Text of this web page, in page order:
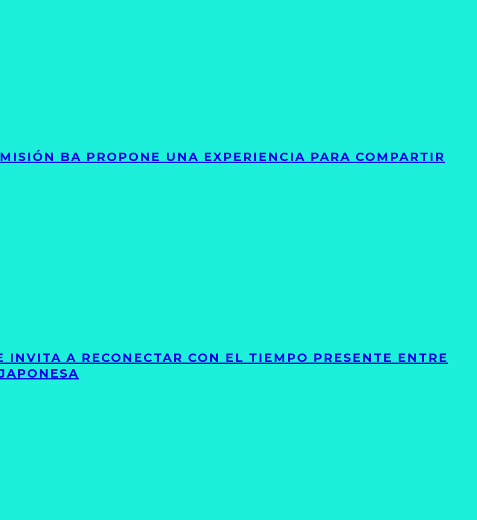
BA PROPONE UNA EXPERIENCIA PARA COMPARTIR
A RECONECTAR CON EL TIEMPO PRESENTE ENTRE